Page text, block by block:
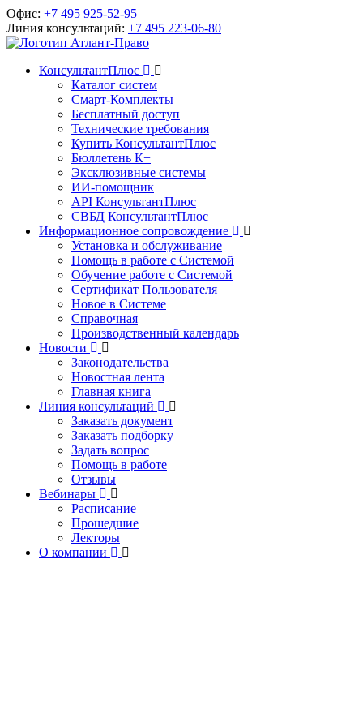
Офис: +7 495 925-52-95
Линия консультаций: +7 495 223-06-80
КонсультантПлюс
Каталог систем
Смарт-Комплекты
Бесплатный доступ
Технические требования
Купить КонсультантПлюс
Бюллетень К+
Эксклюзивные системы
ИИ-помощник
API КонсультантПлюс
СВБД КонсультантПлюс
Информационное сопровождение
Установка и обслуживание
Помощь в работе с Системой
Обучение работе с Системой
Сертификат Пользователя
Новое в Системе
Справочная
Производственный календарь
Новости
Законодательства
Новостная лента
Главная книга
Линия консультаций
Заказать документ
Заказать подборку
Задать вопрос
Помощь в работе
Отзывы
Вебинары
Расписание
Прошедшие
Лекторы
О компании